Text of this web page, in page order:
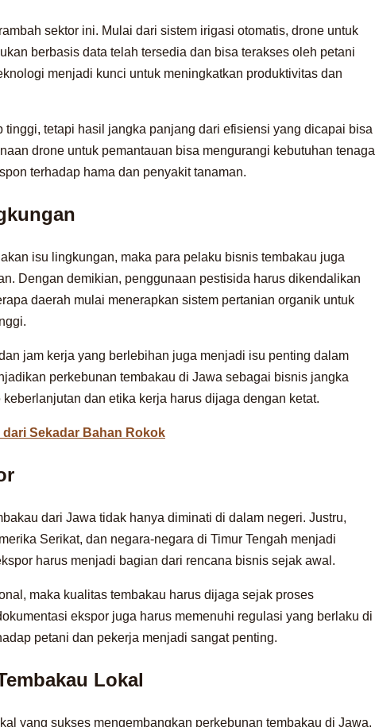
sektor ini. Mulai dari sistem irigasi otomatis, drone untuk
berbasis data telah tersedia dan bisa terakses oleh petani
menjadi kunci untuk meningkatkan produktivitas dan
tetapi hasil jangka panjang dari efisiensi yang dicapai bisa
drone untuk pemantauan bisa mengurangi kebutuhan tenaga
terhadap hama dan penyakit tanaman.
isu lingkungan, maka para pelaku bisnis tembakau juga
Dengan demikian, penggunaan pestisida harus dikendalikan
daerah mulai menerapkan sistem pertanian organik untuk
jam kerja yang berlebihan juga menjadi isu penting dalam
perkebunan tembakau di Jawa sebagai bisnis jangka
dan etika kerja harus dijaga dengan ketat.
Sekadar Bahan Rokok
dari Jawa tidak hanya diminati di dalam negeri. Justru,
Serikat, dan negara-negara di Timur Tengah menjadi
harus menjadi bagian dari rencana bisnis sejak awal.
maka kualitas tembakau harus dijaga sejak proses
ekspor juga harus memenuhi regulasi yang berlaku di
petani dan pekerja menjadi sangat penting.
Lokal
yang sukses mengembangkan perkebunan tembakau di Jawa.